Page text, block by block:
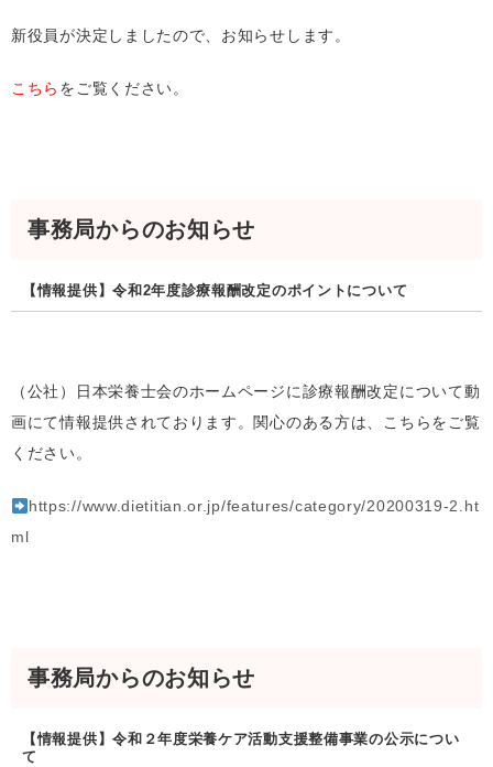
新役員が決定しましたので、お知らせします。
こちら をご覧ください。
事務局からのお知らせ
【情報提供】令和2年度診療報酬改定のポイントについて
（公社）日本栄養士会のホームページに診療報酬改定について動
画にて情報提供されております。関心のある方は、こちらをご覧
ください。
https://www.dietitian.or.jp/features/category/20200319-2.ht
ml
事務局からのお知らせ
【情報提供】令和２年度栄養ケア活動支援整備事業の公示につい
て